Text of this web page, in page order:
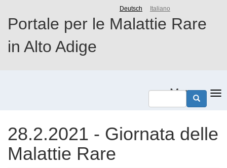
contenuto
principale
Deutsch Italiano
Portale per le Malattie Rare
in Alto Adige
Menu
28.2.2021 - Giornata delle
Malattie Rare